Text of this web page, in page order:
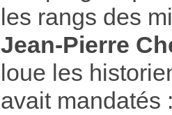
les rangs des
Jean-Pierre
loue les
avait mandatés